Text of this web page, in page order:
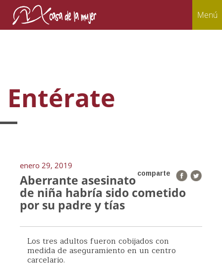
Menú
Entérate
enero 29, 2019
comparte
Aberrante asesinato
de niña habría sido cometido
por su padre y tías
Los tres adultos fueron cobijados con
medida de aseguramiento en un centro
carcelario.